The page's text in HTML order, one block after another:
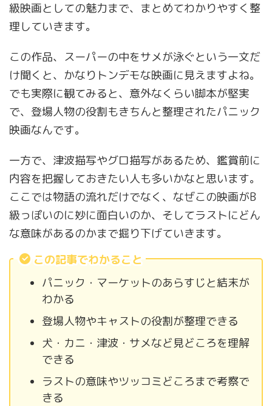
級映画としての魅力まで、まとめてわかりやすく整
理していきます。
この作品、スーパーの中をサメが泳ぐという一文だ
け聞くと、かなりトンデモな映画に見えますよね。
でも実際に観てみると、意外なくらい脚本が堅実
で、登場人物の役割もきちんと整理されたパニック
映画なんです。
一方で、津波描写やグロ描写があるため、鑑賞前に
内容を把握しておきたい人も多いかなと思います。
ここでは物語の流れだけでなく、なぜこの映画がB
級っぽいのに妙に面白いのか、そしてラストにどん
な意味があるのかまで掘り下げていきます。
この記事でわかること
パニック・マーケットのあらすじと結末が
わかる
登場人物やキャストの役割が整理できる
犬・カニ・津波・サメなど見どころを理解
できる
ラストの意味やツッコミどころまで考察で
きる